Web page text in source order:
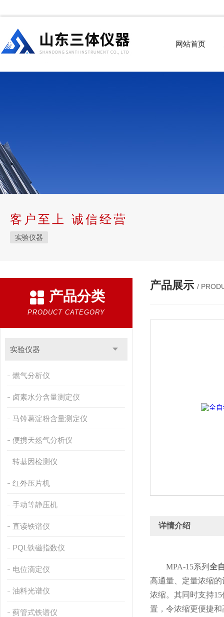
网站首页
客户至上 诚信经营
实验仪器
产品分类
PRODUCT CATEGORY
实验仪器
燃气分析仪
卤素水分含量测定仪
马铃薯淀粉含量测定仪
便携天然气分析仪
转基因检测仪
红外压片机
手动等静压机
直读铁谱仪
PQL铁磁指数仪
电位滴定仪
油料光谱仪
蓟管式铁谱仪
产品展示 /
详情介绍
MPA-15系列 全
高通量、定量浓缩
浓缩。其同时支持
置，令浓缩更便捷和